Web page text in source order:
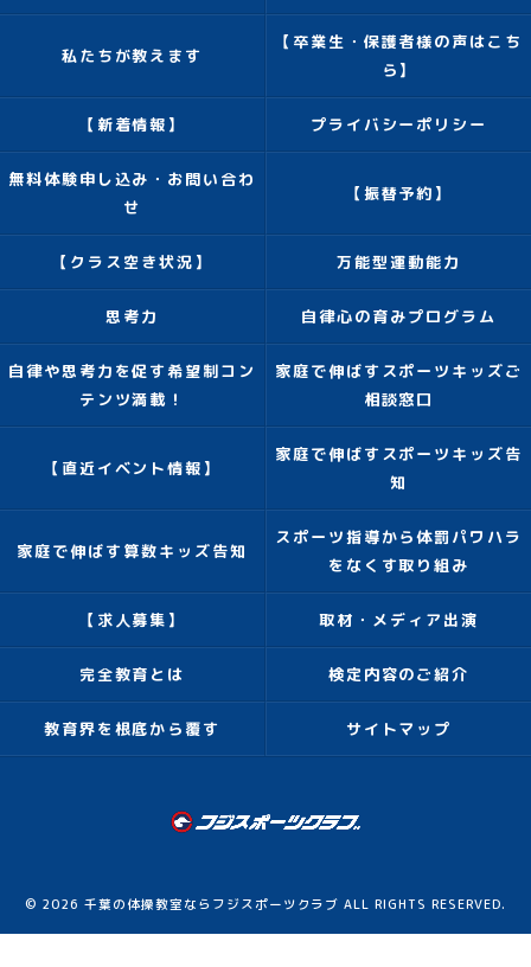
私たちが教えます
【卒業生・保護者様の声はこち
ら】
【新着情報】 プライバシーポリシー
無料体験申し込み・お問い合わ
せ
【振替予約】
【クラス空き状況】 万能型運動能力
思考力 自律心の育みプログラム
自律や思考力を促す希望制コン
テンツ満載！
家庭で伸ばすスポーツキッズご
相談窓口
【直近イベント情報】
家庭で伸ばすスポーツキッズ告
知
家庭で伸ばす算数キッズ告知
スポーツ指導から体罰パワハラ
をなくす取り組み
【求人募集】 取材・メディア出演
完全教育とは 検定内容のご紹介
教育界を根底から覆す サイトマップ
© 2026 千葉の体操教室ならフジスポーツクラブ ALL RIGHTS RESERVED.